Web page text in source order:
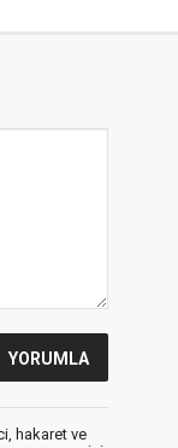
hakaret ve